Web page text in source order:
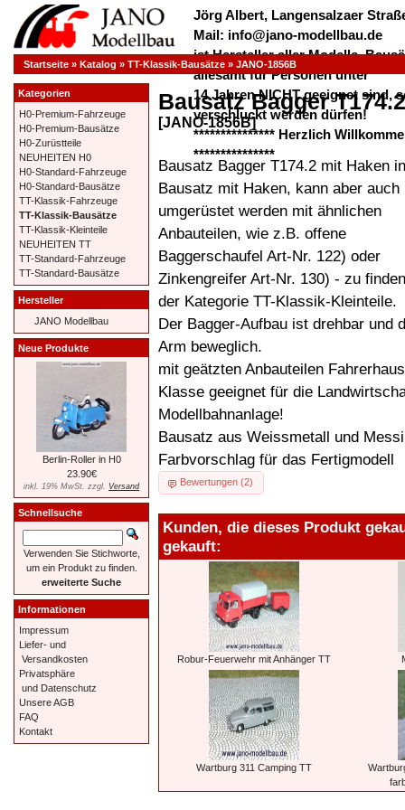
Jörg Albert, Langensalzaer
Mail: info@jano-modellbau.de
ist Hersteller aller Modelle,
allesamt für Personen unter
14 Jahren NICHT geeignet sind,
verschluckt werden dürfen!
*************** Herzlich
***************
Startseite » Katalog » TT-Klassik-Bausätze » JANO-1856B
Bausatz Bagger
[JANO-1856B]
Bausatz Bagger T174.2 mit Haken
Bausatz mit Haken, kann aber auch
umgerüstet werden mit ähnlichen
Anbauteilen, wie z.B. offene
Baggerschaufel Art-Nr. 122) oder
Zinkengreifer Art-Nr. 130) - zu
der Kategorie TT-Klassik-Kleinteile.
Der Bagger-Aufbau ist drehbar und
Arm beweglich.
mit geätzten Anbauteilen
Klasse geeignet für die
Modellbahnanlage!
Bausatz aus Weissmetall und
Farbvorschlag für das Fertigmodell
Bewertungen (2)
Kunden, die dieses Produkt
gekauft:
Robur-Feuerwehr mit Anhänger TT
Wartburg 311 Camping TT
Kategorien
H0-Premium-Fahrzeuge
H0-Premium-Bausätze
H0-Zurüstteile
NEUHEITEN H0
H0-Standard-Fahrzeuge
H0-Standard-Bausätze
TT-Klassik-Fahrzeuge
TT-Klassik-Bausätze
TT-Klassik-Kleinteile
NEUHEITEN TT
TT-Standard-Fahrzeuge
TT-Standard-Bausätze
Hersteller
JANO Modellbau
Neue Produkte
Berlin-Roller in H0
23.90€
inkl. 19% MwSt. zzgl. Versand
Schnellsuche
Verwenden Sie Stichworte,
um ein Produkt zu finden.
erweiterte Suche
Informationen
Impressum
Liefer- und
Versandkosten
Privatsphäre
und Datenschutz
Unsere AGB
FAQ
Kontakt